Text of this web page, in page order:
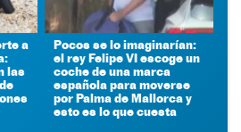
a
las
Pocos se lo imaginarían:
el rey Felipe VI escoge un
coche de una marca
española para moverse
por Palma de Mallorca y
esto es lo que cuesta